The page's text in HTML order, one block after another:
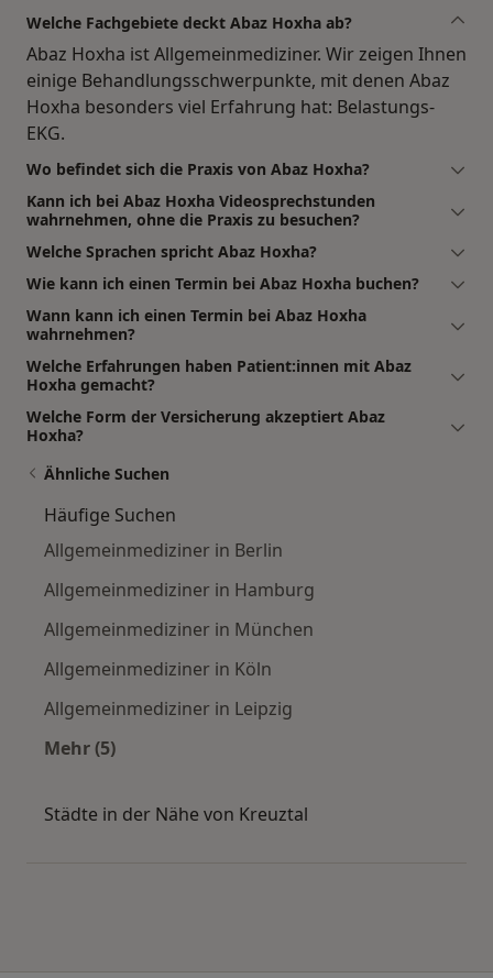
Welche Fachgebiete deckt Abaz Hoxha ab?
Abaz Hoxha ist Allgemeinmediziner. Wir zeigen Ihnen
einige Behandlungsschwerpunkte, mit denen Abaz
Hoxha besonders viel Erfahrung hat: Belastungs-
EKG.
Wo befindet sich die Praxis von Abaz Hoxha?
Kann ich bei Abaz Hoxha Videosprechstunden
wahrnehmen, ohne die Praxis zu besuchen?
Welche Sprachen spricht Abaz Hoxha?
Wie kann ich einen Termin bei Abaz Hoxha buchen?
Wann kann ich einen Termin bei Abaz Hoxha
wahrnehmen?
Welche Erfahrungen haben Patient:innen mit Abaz
Hoxha gemacht?
Welche Form der Versicherung akzeptiert Abaz
Hoxha?
Ähnliche Suchen
Häufige Suchen
Allgemeinmediziner in Berlin
Allgemeinmediziner in Hamburg
Allgemeinmediziner in München
Allgemeinmediziner in Köln
Allgemeinmediziner in Leipzig
Mehr (5)
Städte in der Nähe von Kreuztal